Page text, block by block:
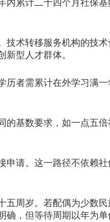
累计二十四个月社保基
术转移服务机构的技术
型人才群体。
者需累计在外学习满一
基数要求，如一点五倍
请。这一路径不依赖社
周岁。若配偶为少数民
确，但等待周期以年为